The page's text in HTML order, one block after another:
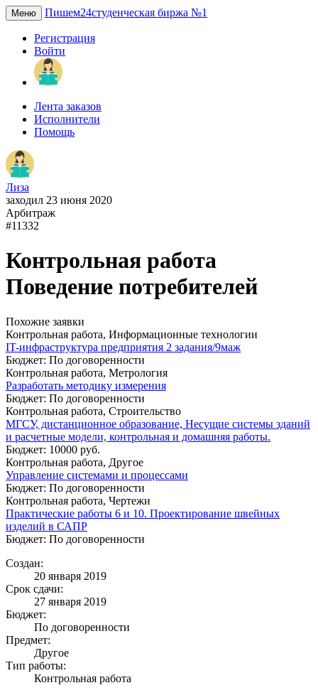
Меню Пишем24студенческая биржа №1
Регистрация
Войти
Лента заказов
Исполнители
Помощь
Лиза
заходил 23 июня 2020
Арбитраж
#11332
Контрольная работа
Поведение потребителей
Похожие заявки
Контрольная работа, Информационные технологии
IT-инфраструктура предприятия 2 задания/9маж
Бюджет: По договоренности
Контрольная работа, Метрология
Разработать методику измерения
Бюджет: По договоренности
Контрольная работа, Строительство
МГСУ, дистанционное образование, Несущие системы зданий
и расчетные модели, контрольная и домашняя работы.
Бюджет: 10000 руб.
Контрольная работа, Другое
Управление системами и процессами
Бюджет: По договоренности
Контрольная работа, Чертежи
Практические работы 6 и 10. Проектирование швейных
изделий в САПР
Бюджет: По договоренности
Создан:
20 января 2019
Срок сдачи:
27 января 2019
Бюджет:
По договоренности
Предмет:
Другое
Тип работы:
Контрольная работа